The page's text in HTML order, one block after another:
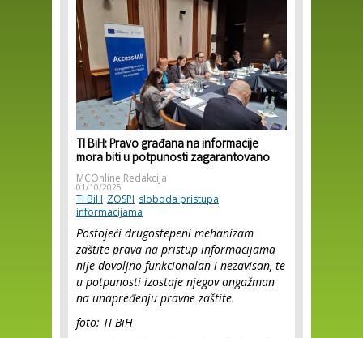
TI BiH: Pravo građana na informacije
mora biti u potpunosti zagarantovano
MCOnline Redakcija
01/10/2025
TI BiH ZOSPI sloboda pristupa
informacijama
Postojeći drugostepeni mehanizam
zaštite prava na pristup informacijama
nije dovoljno funkcionalan i nezavisan, te
u potpunosti izostaje njegov angažman
na unapređenju pravne zaštite.
foto: TI BiH